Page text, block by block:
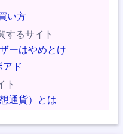
い方
するサイト
ーはやめとけ
アド
ト
通貨）とは